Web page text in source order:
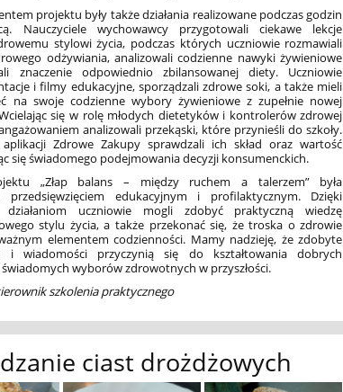
projektu były także działania realizowane podczas godzin
Nauczyciele wychowawcy przygotowali ciekawe lekcje
stylowi życia, podczas których uczniowie rozmawiali
odżywiania, analizowali codzienne nawyki żywieniowe
znaczenie odpowiednio zbilansowanej diety. Uczniowie
i filmy edukacyjne, sporządzali zdrowe soki, a także mieli
na swoje codzienne wybory żywieniowe z zupełnie nowej
się w rolę młodych dietetyków i kontrolerów zdrowej
analizowali przekąski, które przynieśli do szkoły.
Zdrowe Zakupy sprawdzali ich skład oraz wartość
się świadomego podejmowania decyzji konsumenckich.
„Złap balans – między ruchem a talerzem” była
przedsięwzięciem edukacyjnym i profilaktycznym. Dzięki
działaniom uczniowie mogli zdobyć praktyczną wiedzę
stylu życia, a także przekonać się, że troska o zdrowie
elementem codzienności. Mamy nadzieję, że zdobyte
i wiadomości przyczynią się do kształtowania dobrych
wyborów zdrowotnych w przyszłości.
szkolenia praktycznego
ciast drożdżowych